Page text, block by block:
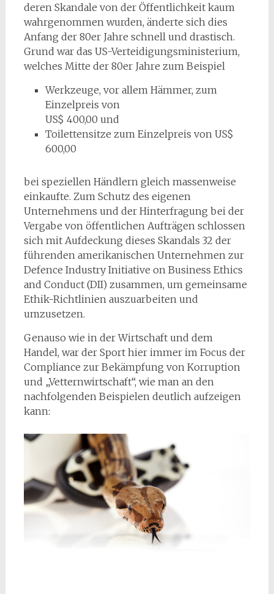
deren Skandale von der Öffentlichkeit kaum
wahrgenommen wurden, änderte sich dies
Anfang der 80er Jahre schnell und drastisch.
Grund war das US-Verteidigungsministerium,
welches Mitte der 80er Jahre zum Beispiel
Werkzeuge, vor allem Hämmer, zum
Einzelpreis von
US$ 400,00 und
Toilettensitze zum Einzelpreis von US$
600,00
bei speziellen Händlern gleich massenweise
einkaufte. Zum Schutz des eigenen
Unternehmens und der Hinterfragung bei der
Vergabe von öffentlichen Aufträgen schlossen
sich mit Aufdeckung dieses Skandals 32 der
führenden amerikanischen Unternehmen zur
Defence Industry Initiative on Business Ethics
and Conduct (DII) zusammen, um gemeinsame
Ethik-Richtlinien auszuarbeiten und
umzusetzen.
Genauso wie in der Wirtschaft und dem
Handel, war der Sport hier immer im Focus der
Compliance zur Bekämpfung von Korruption
und „Vetternwirtschaft“, wie man an den
nachfolgenden Beispielen deutlich aufzeigen
kann: